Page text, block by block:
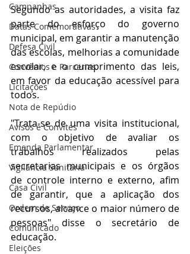
Campanhas
Datas Comemorativas
Defesa Civil
Convênios e Parcerias
Licitações
Nota de Repúdio
Avisos e Convites
Emenda Parlamentar
Vigilância Sanitária
Casa Civil
Ordem de Serviço
Comunicado
Eleições
Segundo as autoridades, a visita faz
parte do esforço do governo
municipal, em garantir a manutenção
das escolas, melhorias a comunidade
escolar, e o cumprimento das leis,
em favor da educação acessível para
todos.
"Trata-se de uma visita institucional,
com o objetivo de avaliar os
trabalhos realizados pelas
secretarias municipais e os órgãos
de controle interno e externo, afim
de garantir, que a aplicação dos
recursos, alcance o maior número de
pessoas" disse o secretário de
educação.